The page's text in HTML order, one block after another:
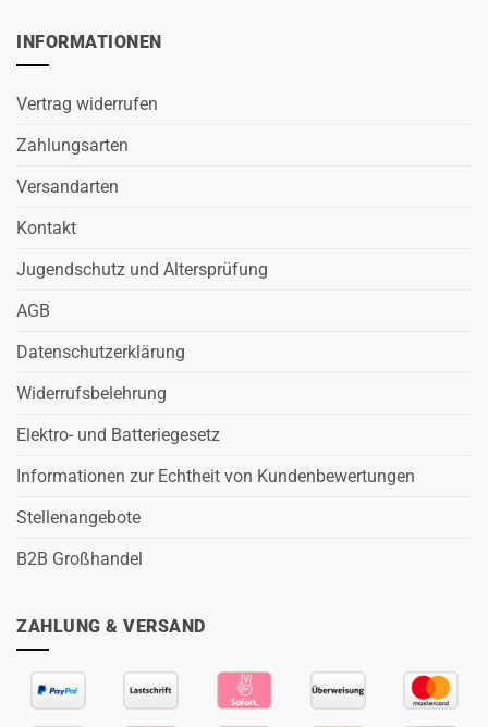
INFORMATIONEN
Vertrag widerrufen
Zahlungsarten
Versandarten
Kontakt
Jugendschutz und Altersprüfung
AGB
Datenschutzerklärung
Widerrufsbelehrung
Elektro- und Batteriegesetz
Informationen zur Echtheit von Kundenbewertungen
Stellenangebote
B2B Großhandel
ZAHLUNG & VERSAND